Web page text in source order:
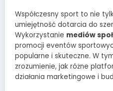
Współczesny sport to nie
umiejętność dotarcia do
Wykorzystanie mediów
promocji eventów
popularne i skuteczne. W
zrozumienie, jak różne
działania marketingowe i